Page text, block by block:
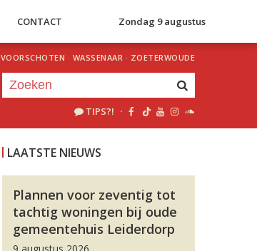
CONTACT Zondag 9 augustus
VOORSCHOTEN · WASSENAAR · ZOETERWOUDE
TIPS?! ·
LAATSTE NIEUWS
Plannen voor zeventig tot
tachtig woningen bij oude
gemeentehuis Leiderdorp